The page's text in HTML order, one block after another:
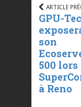
ARTICLE
GPU-
son
500 lors
à Reno